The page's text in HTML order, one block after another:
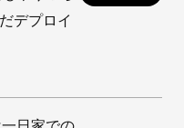
デプロイ